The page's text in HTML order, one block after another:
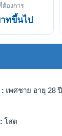
ต้องการ
ทขึ้นไป
เพศชาย อายุ 28
โสด